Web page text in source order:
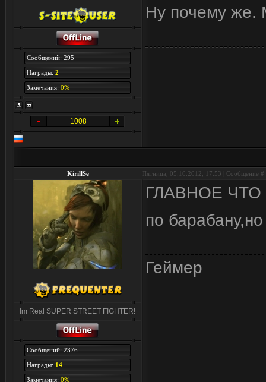
Сообщений: 295
Награды: 2
Замечания: 0%
1008
Ну почему же.
KirillSe Пятница, 05.10.2012, 17:53 | Сообщение #
Im Real SUPER STREET FIGHTER!
Сообщений: 2376
Награды: 14
Замечания: 0%
ГЛАВНОЕ ЧТО
по
Геймер